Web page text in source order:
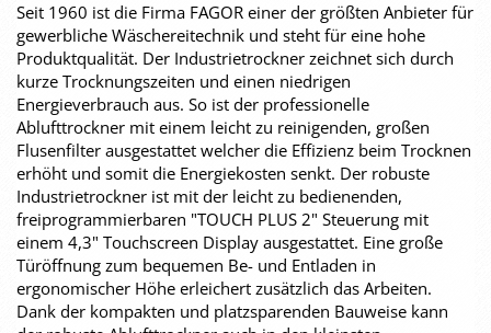
Seit 1960 ist die Firma FAGOR einer der größten Anbieter für
gewerbliche Wäschereitechnik und steht für eine hohe
Produktqualität. Der Industrietrockner zeichnet sich durch
kurze Trocknungszeiten und einen niedrigen
Energieverbrauch aus. So ist der professionelle
Ablufttrockner mit einem leicht zu reinigenden, großen
Flusenfilter ausgestattet welcher die Effizienz beim Trocknen
erhöht und somit die Energiekosten senkt. Der robuste
Industrietrockner ist mit der leicht zu bedienenden,
freiprogrammierbaren "TOUCH PLUS 2" Steuerung mit
einem 4,3" Touchscreen Display ausgestattet. Eine große
Türöffnung zum bequemen Be- und Entladen in
ergonomischer Höhe erleichert zusätzlich das Arbeiten.
Dank der kompakten und platzsparenden Bauweise kann